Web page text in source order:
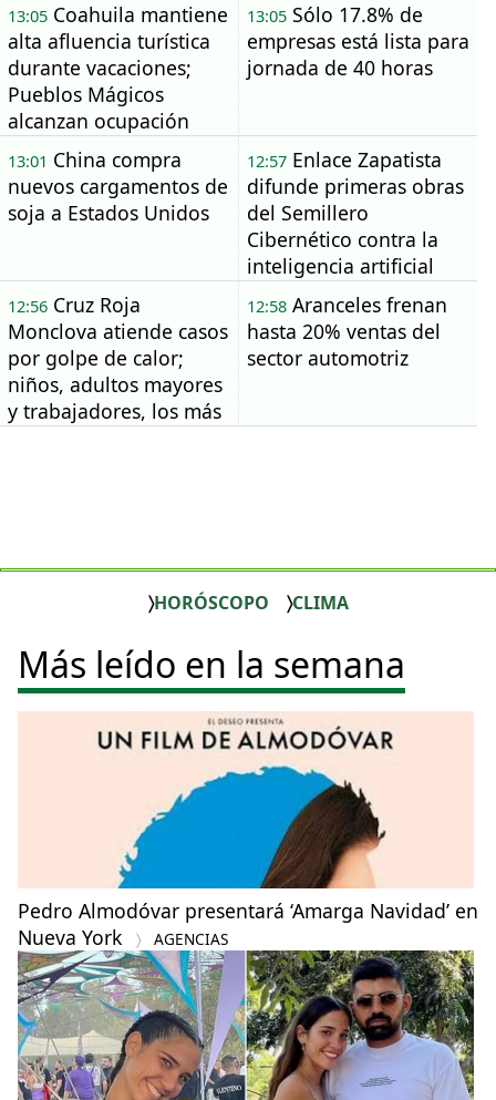
13:05Coahuila mantiene
alta afluencia turística
durante vacaciones;
Pueblos Mágicos
alcanzan ocupación
total los fines de
semana
13:05Sólo 17.8% de
empresas está lista para
jornada de 40 horas
13:01 China compra
nuevos cargamentos de
soja a Estados Unidos
12:57Enlace Zapatista
difunde primeras obras
del Semillero
Cibernético contra la
inteligencia artificial
12:56Cruz Roja
Monclova atiende casos
por golpe de calor;
niños, adultos mayores
y trabajadores, los más
12:58Aranceles frenan
hasta 20% ventas del
sector automotriz
HORÓSCOPO CLIMA
Más leído en la semana
Pedro Almodóvar presentará ‘Amarga Navidad’ en
Nueva York
AGENCIAS